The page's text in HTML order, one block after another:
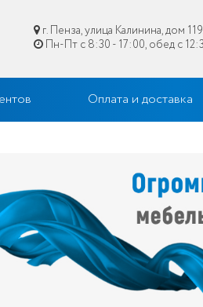
г. Пенза, улица Калинина, дом
Пн-Пт с 8:30 - 17:00, обед с
в Пензе
Оплата и доставка